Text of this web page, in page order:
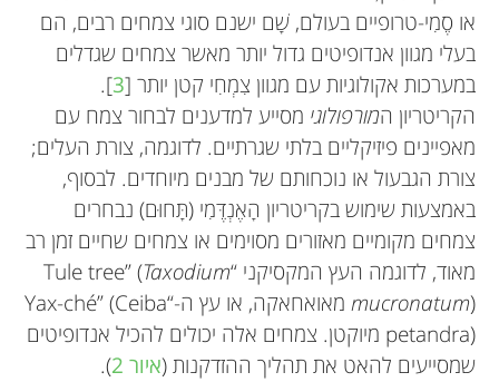
או סֶמִי-טרופיים בעולם, שָׁם ישנם סוגי צמחים רבים, הם
בעלי מגוון אנדופיטים גדול יותר מאשר צמחים שגדלים
במערכות אקולוגיות עם מגוון צִמְחִי קטן יותר [3
].
הקריטריון המורפולוגי מסייע למדענים לבחור צמח עם
מאפיינים פיזיקליים בלתי שגרתיים. לדוגמה, צורת העלים;
צורת הגבעול או נוכחותם של מבנים מיוחדים. לבסוף,
באמצעות שימוש בקריטריון הָאֶנְדֶּמִי (תָּחוּם) נבחרים
צמחים מקומיים מאזורים מסוימים או צמחים שחיים זמן רב
מאוד, לדוגמה העץ המקסיקני “Tule tree” (Taxodium
mucronatum
) מאואחאקה, או עץ ה-“Yax-ché” (Ceiba
petandra) מיוקטן. צמחים אלה יכולים להכיל אנדופיטים
שמסייעים להאט את תהליך ההזדקנות (איור 2 ).